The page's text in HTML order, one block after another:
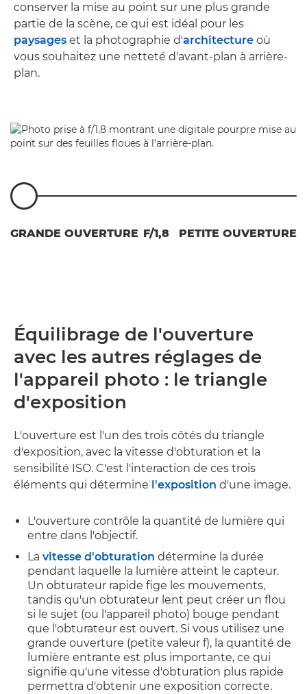
conserver la mise au point sur une plus grande
partie de la scène, ce qui est idéal pour les
paysages et la photographie d'architecture où
vous souhaitez une netteté d'avant-plan à arrière-
plan.
GRANDE OUVERTURE F/1,8 PETITE OUVERTURE
Équilibrage de l'ouverture
avec les autres réglages de
l'appareil photo : le triangle
d'exposition
L'ouverture est l'un des trois côtés du triangle
d'exposition, avec la vitesse d'obturation et la
sensibilité ISO. C'est l'interaction de ces trois
éléments qui détermine l'exposition d'une image.
L'ouverture contrôle la quantité de lumière qui
entre dans l'objectif.
La vitesse d'obturation détermine la durée
pendant laquelle la lumière atteint le capteur.
Un obturateur rapide fige les mouvements,
tandis qu'un obturateur lent peut créer un flou
si le sujet (ou l'appareil photo) bouge pendant
que l'obturateur est ouvert. Si vous utilisez une
grande ouverture (petite valeur f), la quantité de
lumière entrante est plus importante, ce qui
signifie qu'une vitesse d'obturation plus rapide
permettra d'obtenir une exposition correcte.